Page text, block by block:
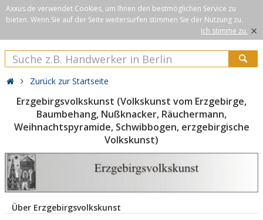
Axxus.de verwendet Cookies, um Ihnen den bestmöglichen Service zu
bieten. Wenn Sie auf der Seite weitersurfen stimmen Sie der Nutzung zu.
Ich stimme zu. ×
Zurück zur Startseite
Erzgebirgsvolkskunst (Volkskunst vom Erzgebirge,
Baumbehang, Nußknacker, Räuchermann,
Weihnachtspyramide, Schwibbogen, erzgebirgische
Volkskunst)
Über Erzgebirgsvolkskunst